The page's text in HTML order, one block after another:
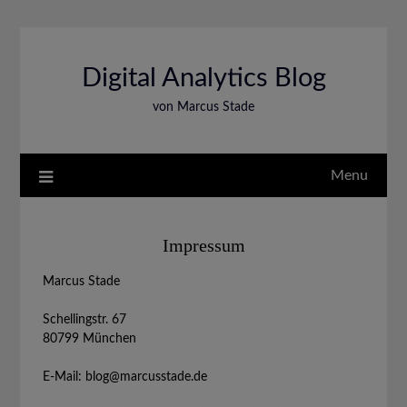
Digital Analytics Blog
von Marcus Stade
Menu
Impressum
Marcus Stade
Schellingstr. 67
80799 München
E-Mail: blog@marcusstade.de